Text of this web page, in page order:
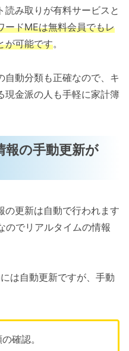
み取りが有料サービスと
ードMEは無料会員でもレ
が可能です。
自動分類も正確なので、キ
現金派の人も手軽に家計簿
の手動更新が
の更新は自動で行われます
のでリアルタイムの情報
は自動更新ですが、手動
確認。